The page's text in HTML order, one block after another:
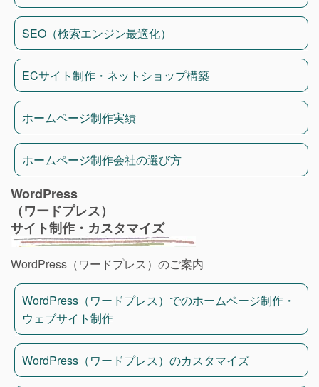
SEO（検索エンジン最適化）
ECサイト制作・ネットショップ構築
ホームページ制作実績
ホームページ制作会社の選び方
WordPress
（ワードプレス）
サイト制作・カスタマイズ
WordPress（ワードプレス）のご案内
WordPress（ワードプレス）でのホームページ制作・
ウェブサイト制作
WordPress（ワードプレス）のカスタマイズ